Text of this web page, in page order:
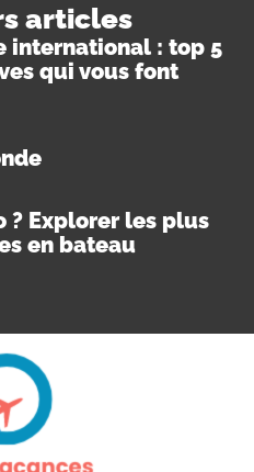
articles
international : top 5
qui vous font
? Explorer les plus
en bateau